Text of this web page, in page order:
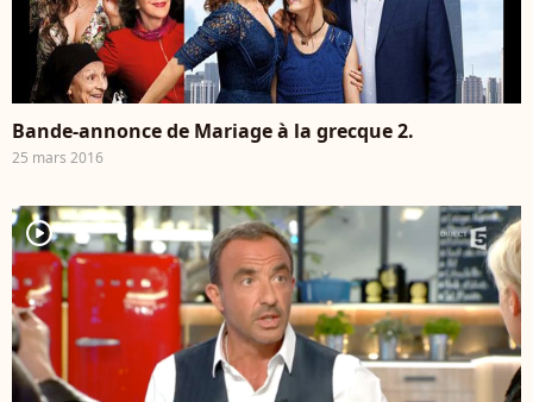
Bande-annonce de Mariage à la grecque 2.
25 mars 2016
player2